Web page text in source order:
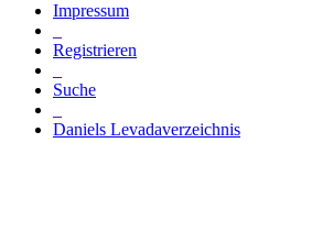
Impressum
Registrieren
Suche
Daniels Levadaverzeichnis